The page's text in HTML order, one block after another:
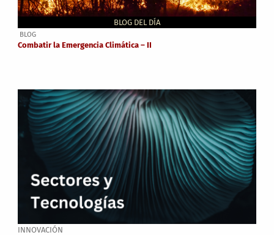
BLOG DEL DÍA
BLOG
Combatir la Emergencia Climática – II
INNOVACIÓN